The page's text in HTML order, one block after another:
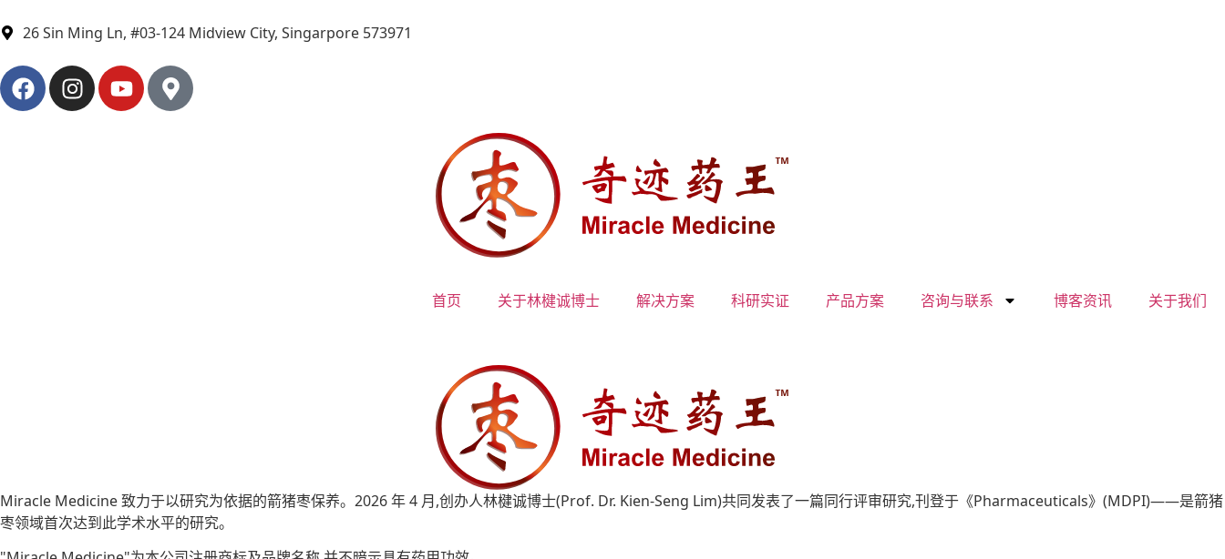
26 Sin Ming Ln, #03-124 Midview City, Singarpore 573971
首页 关于林楗诚博士 解决方案 科研实证 产品方案 咨询与联系 博客资讯 关于我们
Miracle Medicine 致力于以研究为依据的箭猪枣保养。2026 年 4 月,创办人林楗诚博士(Prof. Dr. Kien-Seng Lim)共同发表了一篇同行评审研究,刊登于《Pharmaceuticals》(MDPI)——是箭猪
枣领域首次达到此学术水平的研究。